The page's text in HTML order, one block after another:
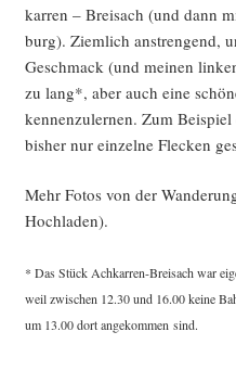
kar­ren – Brei­sach (und dann
burg). Ziem­lich anstren­gend,
Geschmack (und mei­nen
zu lang*, aber auch eine
ken­nen­zu­ler­nen. Zum
bis­her nur ein­zel­ne Fle­cken
Mehr Fotos von der
Hochladen).
* Das Stück Ach­kar­ren-Brei­sach war
weil zwi­schen 12.30 und 16.00 kei­ne
um 13.00 dort ange­kom­men sind.